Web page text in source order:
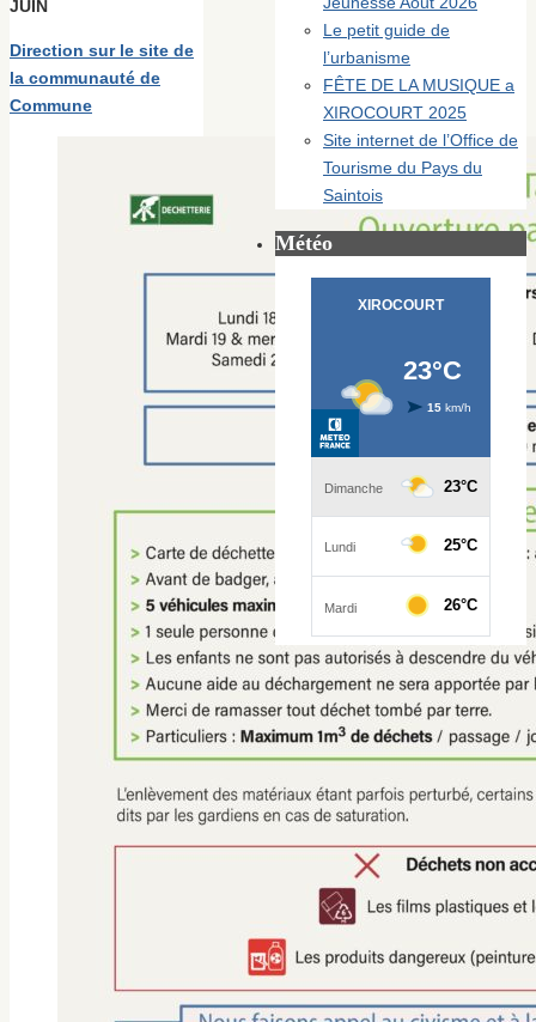
JUIN
Direction sur le site de
la communauté de
Commune
Le petit guide de
l’urbanisme
FÊTE DE LA MUSIQUE a
XIROCOURT 2025
Site internet de l’Office de
Tourisme du Pays du
Saintois
Météo